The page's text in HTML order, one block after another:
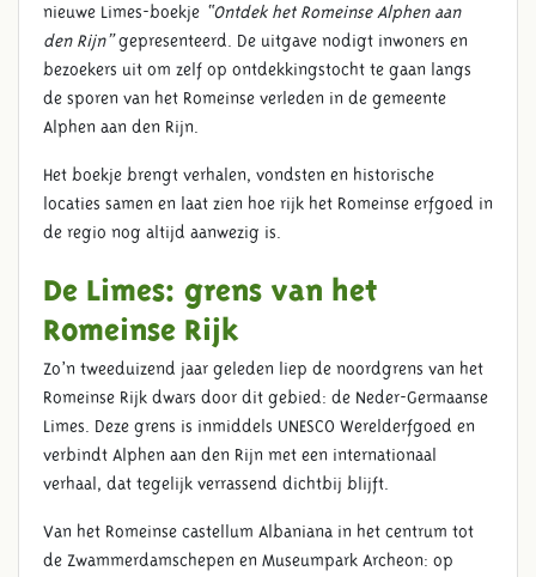
ALPHEN AAN DEN RIJN
nieuwe Limes-boekje “Ontdek het Romeinse Alphen aan
den Rijn”gepresenteerd. De uitgave nodigt inwoners en
bezoekers uit om zelf op ontdekkingstocht te gaan langs
de sporen van het Romeinse verleden in de gemeente
Alphen aan den Rijn
Het boekje brengt verhalen, vondsten en historische
locaties samen en laat zien hoe rijk het Romeinse erfgoed in
de regio nog altijd aanwezig is.
De Limes: grens van het
Romeinse Rijk
Zo’n tweeduizend jaar geleden liep de noordgrens van het
Romeinse Rijk dwars door dit gebied: de Neder-Germaanse
Limes. Deze grens is inmiddels UNESCO Werelderfgoed en
verbindt Alphen aan den Rijn met een internationaal
verhaal, dat tegelijk verrassend dichtbij blijft.
Van het Romeinse castellum Albaniana in het centrum tot
de Zwammerdamschepen en Museumpark Archeon: op